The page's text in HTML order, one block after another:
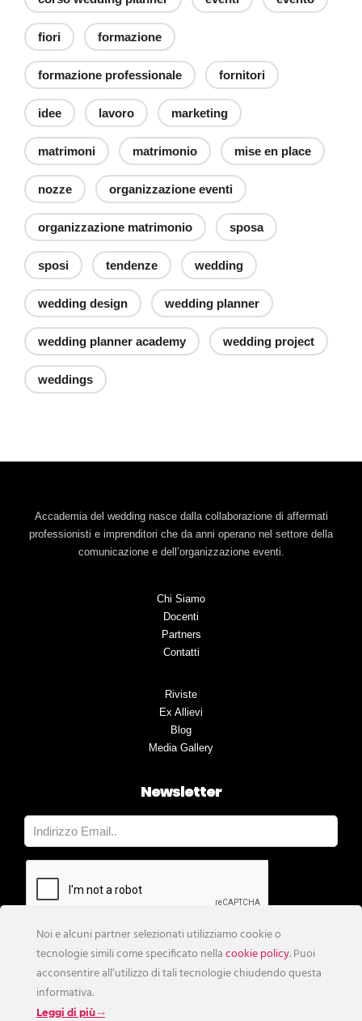
fiori formazione
formazione professionale fornitori
idee lavoro marketing
matrimoni matrimonio mise en place
nozze organizzazione eventi
organizzazione matrimonio sposa
sposi tendenze wedding
wedding design wedding planner
wedding planner academy wedding project
weddings
Accademia del wedding nasce dalla collaborazione di affermati
professionisti e imprenditori che da anni operano nel settore della
comunicazione e dell’organizzazione eventi.
Chi Siamo
Docenti
Partners
Contatti
Riviste
Ex Allievi
Blog
Media Gallery
Newsletter
Noi e alcuni partner selezionati utilizziamo cookie o
tecnologie simili come specificato nellacookie policy. Puoi
acconsentire all’utilizzo di tali tecnologie chiudendo questa
informativa.
Leggi di più